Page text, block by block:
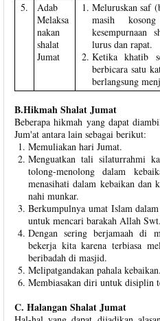
5.
Adab
Melaksa
nakan
shalat
Jumat
Meluruskan saf
masih
kesempurnaan
lurus dan rapat.
Ketika khatib
berbicara satu
berlangsung
B.Hikmah Shalat Jumat
Beberapa hikmah yang dapat
Jum'at antara lain sebagai berikut:
Memuliakan hari Jumat.
Menguatkan tali silaturrahmi
tolong-menolong dalam
menasihati dalam kebaikan dan
nahi munkar.
Berkumpulnya umat Islam
untuk mencari barakah Allah Swt.
Dengan sering berjamaah di
bekerja kita karena terbiasa
beribadah di masjid.
Melipatgandakan pahala kebaikan.
Membiasakan diri untuk disiplin
C. Halangan Shalat Jumat